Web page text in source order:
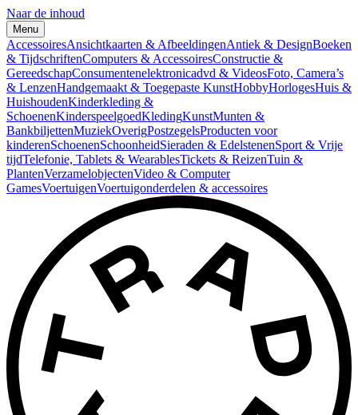
Naar de inhoud
Menu
AccessoiresAnsichtkaarten & AfbeeldingenAntiek & DesignBoeken
& TijdschriftenComputers & AccessoiresConstructie &
GereedschapConsumentenelektronicadvd & VideosFoto, Camera’s
& LenzenHandgemaakt & Toegepaste KunstHobbyHorlogesHuis &
HuishoudenKinderkleding &
SchoenenKinderspeelgoedKledingKunstMunten &
BankbiljettenMuziekOverigPostzegelsProducten voor
kinderenSchoenenSchoonheidSieraden & EdelstenenSport & Vrije
tijdTelefonie, Tablets & WearablesTickets & ReizenTuin &
PlantenVerzamelobjectenVideo & Computer
GamesVoertuigenVoertuigonderdelen & accessoires